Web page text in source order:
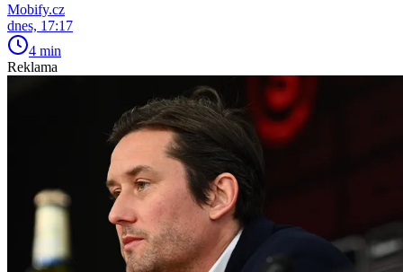
Mobify.cz
dnes, 17:17
4 min
Reklama